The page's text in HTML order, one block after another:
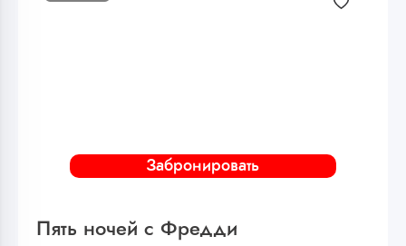
Забронировать
Пять ночей с Фредди